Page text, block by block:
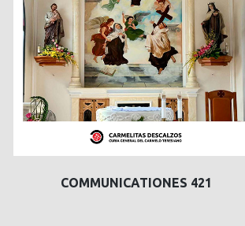
COMMUNICATIONES 421